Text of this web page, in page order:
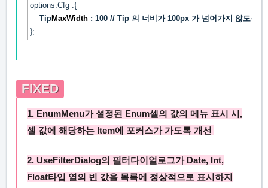
options.Cfg :{
TipMaxWidth : 100 // Tip 의 너비가 100px 가 넘어가지 않도록
};
FIXED
1. EnumMenu가 설정된 Enum셀의 값의 메뉴 표시 시,
셀 값에 해당하는 Item에 포커스가 가도록 개선
2. UseFilterDialog의 필터다이얼로그가 Date, Int,
Float타입 열의 빈 값을 목록에 정상적으로 표시하지